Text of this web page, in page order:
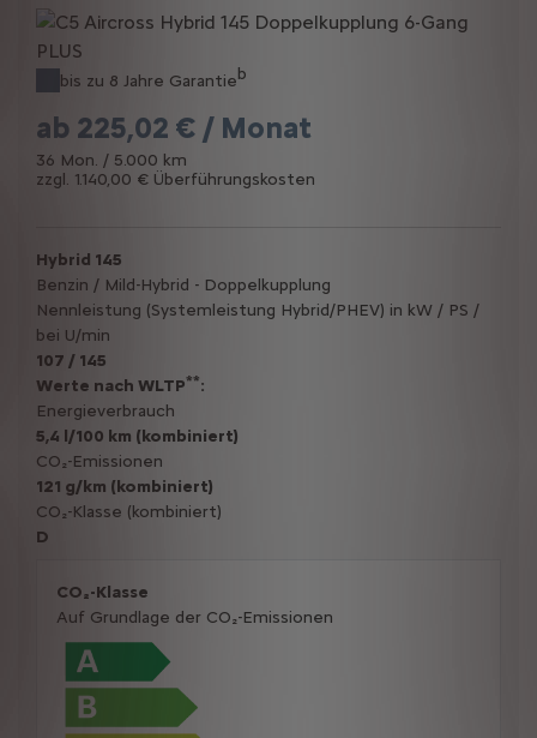
bis zu 8 Jahre Garantieb
ab 225,02 € / Monat
36 Mon. / 5.000 km
zzgl. 1.140,00 € Überführungskosten
Hybrid 145
Benzin / Mild-Hybrid - Doppelkupplung
Nennleistung (Systemleistung Hybrid/PHEV) in kW / PS /
bei U/min
107 / 145
Werte nach WLTP**:
Energieverbrauch
5,4 l/100 km (kombiniert)
CO₂-Emissionen
121 g/km (kombiniert)
CO₂-Klasse (kombiniert)
D
CO₂-Klasse
Auf Grundlage der CO₂-Emissionen